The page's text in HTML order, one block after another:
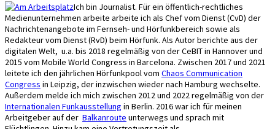
Ich bin Journalist. Für ein öffentlich-rechtliches
Medienunternehmen arbeite arbeite ich als Chef vom Dienst (CvD) der
Nachrichtenangebote im Fernseh- und Hörfunkbereich sowie als
Redakteur vom Dienst (RvD) beim Hörfunk. Als Autor berichte aus der
digitalen Welt, u.a. bis 2018 regelmäßig von der CeBIT in Hannover und
2015 vom Mobile World Congress in Barcelona. Zwischen 2017 und 2021
leitete ich den jährlichen Hörfunkpool vom Chaos Communication
Congress in Leipzig, der inzwischen wieder nach Hamburg wechselte.
Außerdem melde ich mich zwischen 2012 und 2022 regelmäßig von der
Internationalen Funkausstellung in Berlin. 2016 war ich für meinen
Arbeitgeber auf der Balkanroute unterwegs und sprach mit